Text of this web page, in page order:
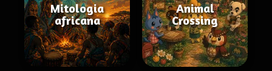
Mitologia
africana
Animal
Crossing